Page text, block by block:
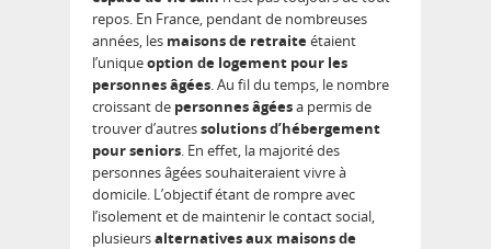
repos. En France, pendant de nombreuses
années, les maisons de retraiteétaient
l’uniqueoption de logement pour les
personnes âgées. Au fil du temps, le nombre
croissant de personnes âgéesa permis de
trouver d’autressolutions d’hébergement
pourseniors. En effet, la majorité des
personnes âgées souhaiteraient vivre à
domicile. L’objectif étant de rompre avec
l’isolement et de maintenir le contact social,
plusieursalternatives aux maisons de